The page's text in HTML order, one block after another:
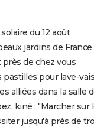
du 12 août
jardins de
de chez vous
pastilles pour lave-
alliées dans la salle
kiné : "Marcher sur
jusqu'à près de